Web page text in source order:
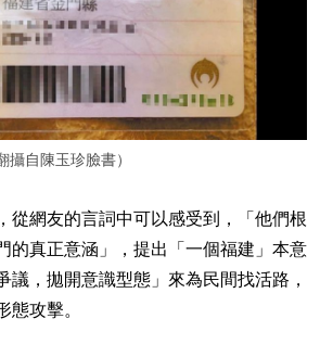
自陳玉珍臉書）
從網友的言詞中可以感受到，「他們根
的真正意涵」，提出「一個福建」本意
議，拋開意識型態」來為民間找活路，
攻擊。